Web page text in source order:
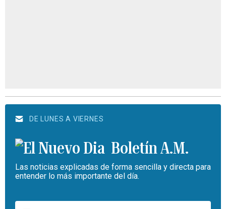
DE LUNES A VIERNES
Boletín A.M.
Las noticias explicadas de forma sencilla y directa para
entender lo más importante del día.